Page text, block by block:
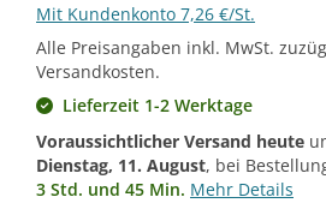
Mit Kundenkonto 7,26 €/St.
Alle Preisangaben inkl. MwSt.
Versandkosten.
Lieferzeit 1-2 Werktage
Voraussichtlicher Versand heute
Dienstag, 11. August, bei
3 Std. und 45 Min. Mehr Details